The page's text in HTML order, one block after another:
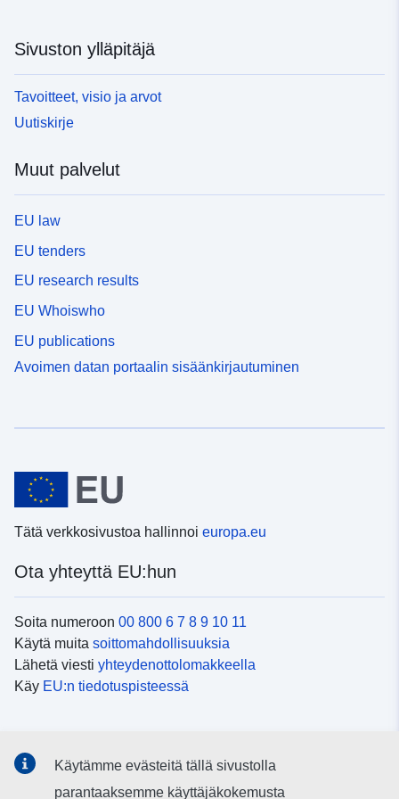
Sivuston ylläpitäjä
Tavoitteet, visio ja arvot
Uutiskirje
Muut palvelut
EU law
EU tenders
EU research results
EU Whoiswho
EU publications
Avoimen datan portaalin sisäänkirjautuminen
Tätä verkkosivustoa hallinnoi europa.eu
Ota yhteyttä EU:hun
Soita numeroon 00 800 6 7 8 9 10 11
Käytä muita soittomahdollisuuksia
Lähetä viesti yhteydenottolomakkeella
Käy EU:n tiedotuspisteessä
sosiaalisessa mediassa
Käytämme evästeitä tällä sivustolla
parantaaksemme käyttäjäkokemusta